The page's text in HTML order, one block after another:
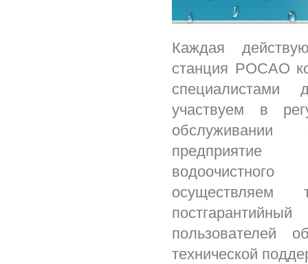
Каждая
станция РОСАО
участвуем в
обслуживании
осуществляем
пользователей
технической